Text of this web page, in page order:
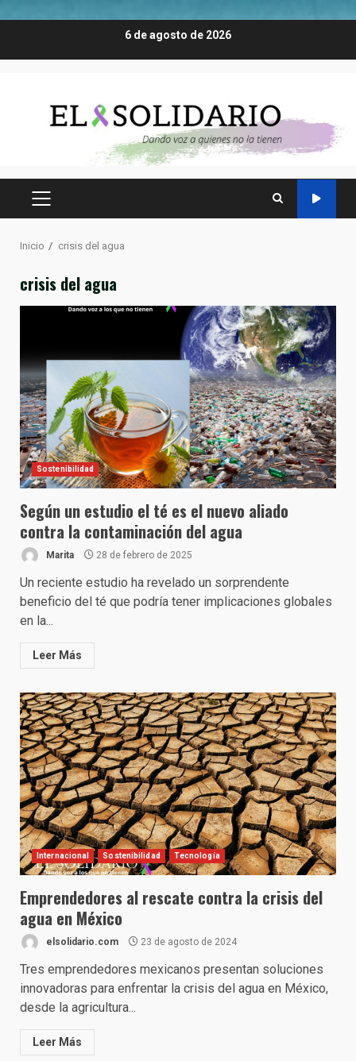
6 de agosto de 2026
MENÚ
Inicio crisis del agua
crisis del agua
Sostenibilidad
Según un estudio el té es el nuevo aliado
contra la contaminación del agua
Marita 28 de febrero de 2025
Un reciente estudio ha revelado un sorprendente
beneficio del té que podría tener implicaciones globales
en la...
Leer Más
Internacional Sostenibilidad Tecnología
Emprendedores al rescate contra la crisis del
agua en México
elsolidario.com 23 de agosto de 2024
Tres emprendedores mexicanos presentan soluciones
innovadoras para enfrentar la crisis del agua en México,
desde la agricultura...
Leer Más